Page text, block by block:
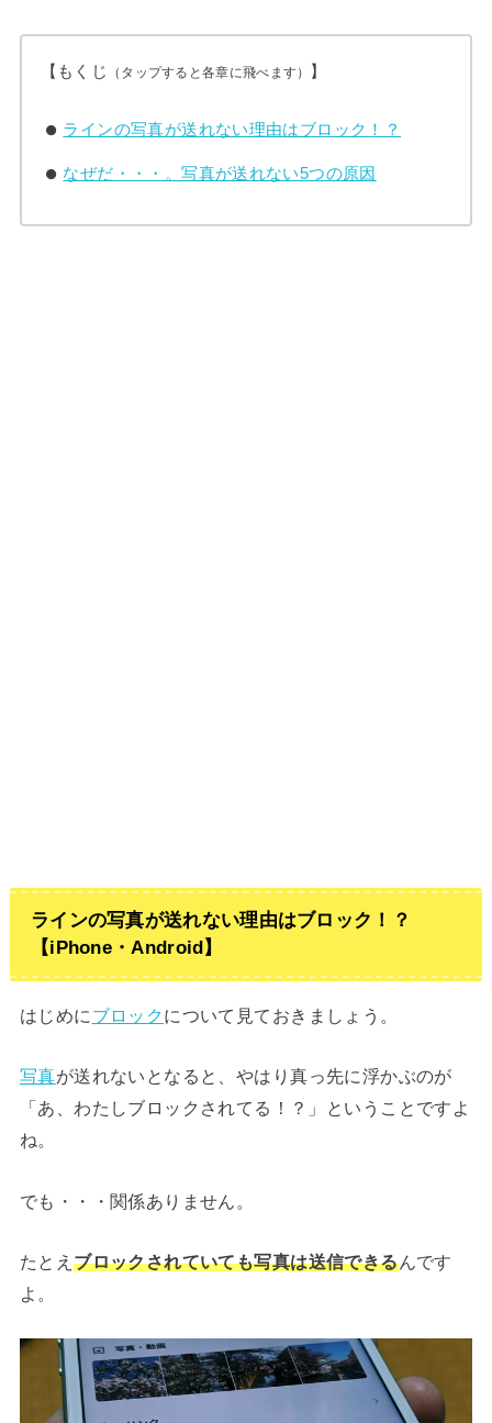
【もくじ （タップすると各章に飛べます） 】
ラインの写真が送れない理由はブロック！？
なぜだ・・・。写真が送れない5つの原因
ラインの写真が送れない理由はブロック！？
【iPhone・Android】
はじめに ブロックについて見ておきましょう。
写真が送れないとなると、やはり真っ先に浮かぶのが
「あ、わたしブロックされてる！？」ということですよ
ね。
でも・・・関係ありません。
たとえブロックされていても写真は送信できるんです
よ。